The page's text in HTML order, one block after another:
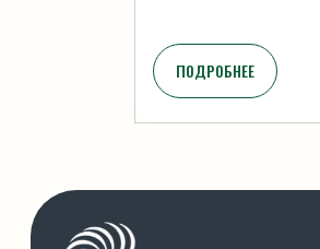
ПОДРОБНЕЕ